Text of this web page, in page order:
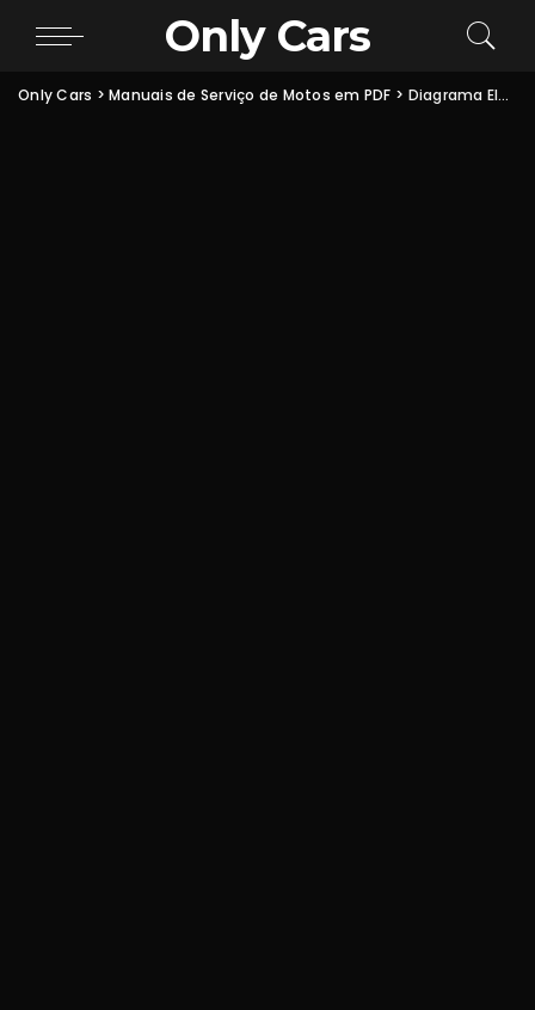
Only Cars
Only Cars >Manuais de Serviço de Motos em PDF > Diagrama Elétrico Suzuki Intruder 125 em PDF (Fiação Completa)